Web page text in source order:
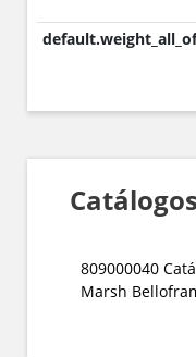
Catálogos
809000040
Marsh